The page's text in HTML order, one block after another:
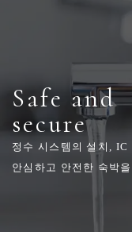
Safe and
secure
정수 시스템의 설치, IC
안심하고 안전한 숙박을